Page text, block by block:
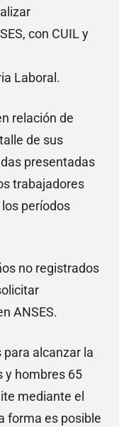
con CUIL y
Laboral.
relación de
de sus
presentadas
trabajadores
períodos
no registrados
ANSES.
alcanzar la
y hombres 65
mediante el
forma es posible